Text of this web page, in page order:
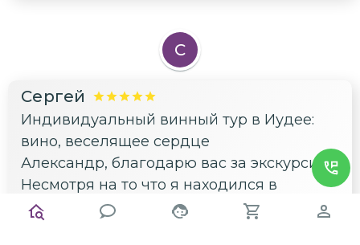
С
Сергей
Индивидуальный винный тур в Иудее:
вино, веселящее сердце
Александр, благодарю вас за экскурсию.
Несмотря на то что я находился в
состоянии глубокого внутреннего